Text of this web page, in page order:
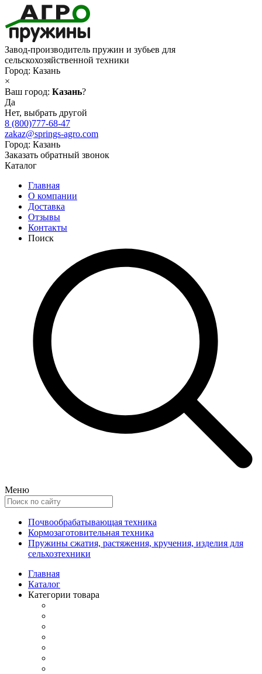
Завод-производитель пружин и зубьев для
сельскохозяйственной техники
Город: Казань
×
Ваш город: Казань?
Да
Нет, выбрать другой
8 (800)777-68-47
zakaz@springs-agro.com
Город: Казань
Заказать обратный звонок
Каталог
Главная
О компании
Доставка
Отзывы
Контакты
Поиск
Меню
Почвообрабатывающая техника
Кормозаготовительная техника
Пружины сжатия, растяжения, кручения, изделия для
сельхозтехники
Главная
Каталог
Категории товара